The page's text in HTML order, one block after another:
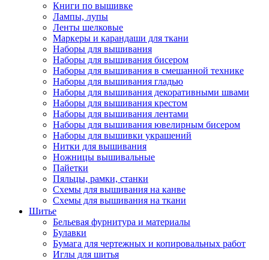
Книги по вышивке
Лампы, лупы
Ленты шелковые
Маркеры и карандаши для ткани
Наборы для вышивания
Наборы для вышивания бисером
Наборы для вышивания в смешанной технике
Наборы для вышивания гладью
Наборы для вышивания декоративными швами
Наборы для вышивания крестом
Наборы для вышивания лентами
Наборы для вышивания ювелирным бисером
Наборы для вышивки украшений
Нитки для вышивания
Ножницы вышивальные
Пайетки
Пяльцы, рамки, станки
Схемы для вышивания на канве
Схемы для вышивания на ткани
Шитье
Бельевая фурнитура и материалы
Булавки
Бумага для чертежных и копировальных работ
Иглы для шитья